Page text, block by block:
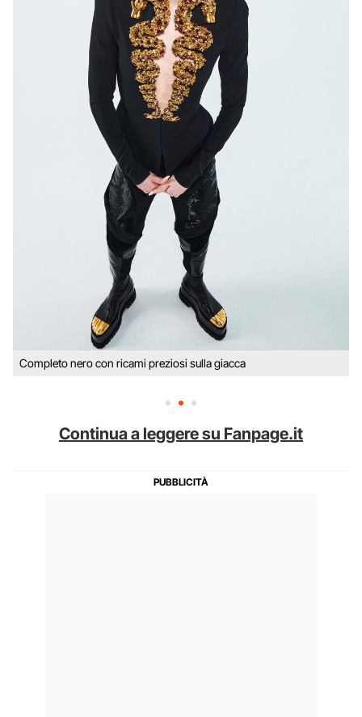
Completo nero con ricami preziosi sulla giacca
Continua a leggere su Fanpage.it